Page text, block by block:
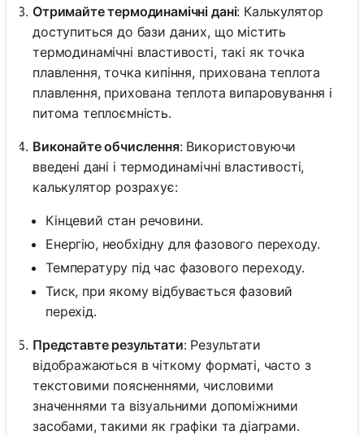
Отримайте термодинамічні дані: Калькулятор
доступиться до бази даних, що містить
термодинамічні властивості, такі як точка
плавлення, точка кипіння, прихована теплота
плавлення, прихована теплота випаровування і
питома теплоємність.
Виконайте обчислення: Використовуючи
введені дані і термодинамічні властивості,
калькулятор розрахує:
Кінцевий стан речовини.
Енергію, необхідну для фазового переходу.
Температуру під час фазового переходу.
Тиск, при якому відбувається фазовий
перехід.
Представте результати: Результати
відображаються в чіткому форматі, часто з
текстовими поясненнями, числовими
значеннями та візуальними допоміжними
засобами, такими як графіки та діаграми.